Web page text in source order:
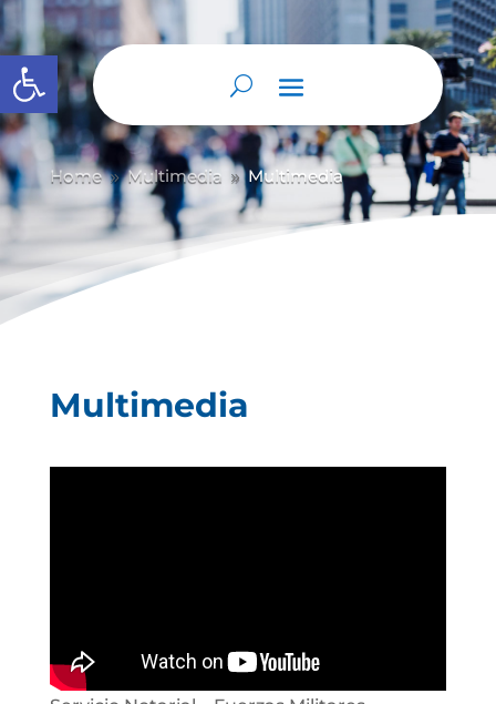
Abrir barra de herramientas
Home 9 Multimedia 9 Multimedia
Multimedia